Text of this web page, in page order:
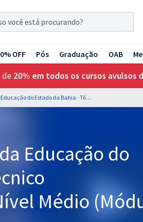
OFF Pós Graduação OAB
de 20% em todos os cursos avulsos
SEC BA - Secretaria da Educação do Estado da Bahia - Técnico Administrativo em Nível Médio (Módulo Especial)
Educação do
Médio